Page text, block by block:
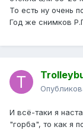
То есть ну очень
Год же снимков
И всё-таки я
"горба", то как я